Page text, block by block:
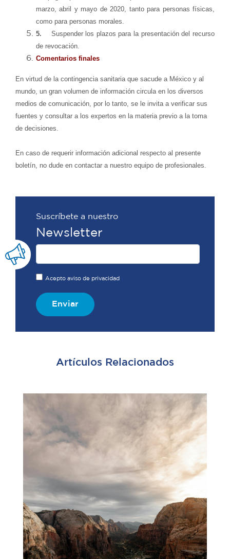
marzo, abril y mayo de 2020, tanto para personas físicas,
como para personas morales.
5. Suspender los plazos para la presentación del recurso
de revocación.
Comentarios finales
En virtud de la contingencia sanitaria que sacude a México y al
mundo, un gran volumen de información circula en los diversos
medios de comunicación, por lo tanto, se le invita a verificar sus
fuentes y consultar a los expertos en la materia previo a la toma
de decisiones.
En caso de requerir información adicional respecto al presente
boletín, no dude en contactar a nuestro equipo de profesionales.
Suscríbete a nuestro
Newsletter
Acepto aviso de privacidad
Enviar
Artículos Relacionados